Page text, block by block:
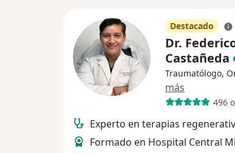
Destacado
Dr.
Castañeda
Traumatólogo,
más
496
Experto en terapias
Formado en Hospital Central